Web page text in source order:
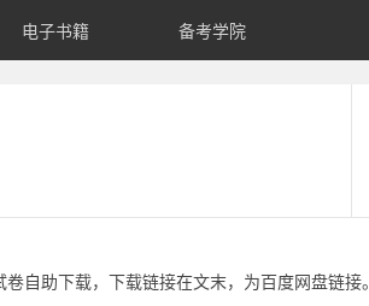
电子书籍 备考学院
自助下载，下载链接在文末，为百度网盘链接。